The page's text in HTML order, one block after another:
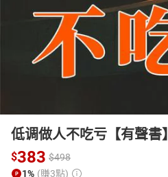
電子/紙本書
低调做人不吃亏【有聲書】
$383 $498
1% (賺3點)